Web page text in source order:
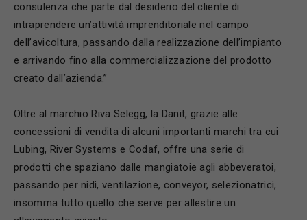
consulenza che parte dal desiderio del cliente di
intraprendere un’attività imprenditoriale nel campo
dell’avicoltura, passando dalla realizzazione dell’impianto
e arrivando fino alla commercializzazione del prodotto
creato dall’azienda.”
Oltre al marchio Riva Selegg, la Danit, grazie alle
concessioni di vendita di alcuni importanti marchi tra cui
Lubing, River Systems e Codaf, offre una serie di
prodotti che spaziano dalle mangiatoie agli abbeveratoi,
passando per nidi, ventilazione, conveyor, selezionatrici,
insomma tutto quello che serve per allestire un